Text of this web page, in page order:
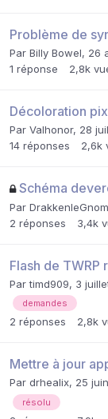
Problème de
Par Billy Bowel, 26
1 réponse 2,8k
Décoloration
Par Valhonor, 28
14 réponses 2,6k
Schéma
Par
2 réponses 3,4k
Flash de
Partimd909, 3
demandes
2 réponses 2,8k
Mettre à jour
Par drhealix, 25
résolu